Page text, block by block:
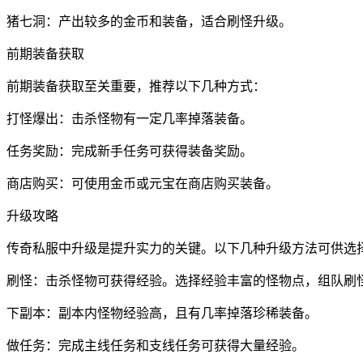
猪七洞：产出较多的金币和装备，适合刷怪升级。
前期装备获取
前期装备获取至关重要，推荐以下几种方式：
打怪爆出：击杀怪物有一定几率掉落装备。
任务奖励：完成新手任务可获得装备奖励。
商店购买：可使用金币或元宝在商店购买装备。
升级攻略
传奇私服中升级是提升实力的关键。以下几种升级方法可供选
刷怪：击杀怪物可获得经验。选择经验丰富的怪物点，组队刷
下副本：副本内怪物经验高，且有几率掉落珍稀装备。
做任务：完成主线任务和支线任务可获得大量经验。